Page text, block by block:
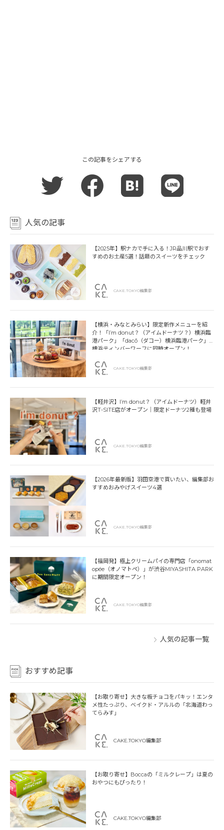
この記事をシェアする
人気の記事
【2025年】駅ナカで手に入る！JR品川駅でおす
すめのお土産5選！話題のスイーツをチェック
CAKE.TOKYO編集部
【横浜・みなとみらい】限定新作メニューを紹
介！「I’m donut？（アイムドーナツ？）横浜臨
港パーク」「dacō（ダコー）横浜臨港パーク」
横浜ティンバーワーフに同時オープン！
CAKE.TOKYO編集部
【軽井沢】I’m donut？（アイムドーナツ）軽井
沢T-SITE店がオープン｜限定ドーナツ2種も登場
CAKE.TOKYO編集部
【2026年最新版】羽田空港で買いたい、編集部お
すすめおみやげスイーツ4選
CAKE.TOKYO編集部
【福岡発】極上クリームパイの専門店「onomat
opée（オノマトペ）」が渋谷MIYASHITA PARK
に期間限定オープン！
CAKE.TOKYO編集部
人気の記事一覧
おすすめ記事
【お取り寄せ】大きな板チョコをパキッ！エンタ
メ性たっぷり、ベイクド・アルルの「北海道わっ
てらみす」
CAKE.TOKYO編集部
【お取り寄せ】Boccaの「ミルクレープ」は夏の
おやつにもぴったり！
CAKE.TOKYO編集部